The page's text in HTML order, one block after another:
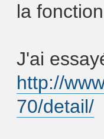
la
J'ai
http://
70/detail/